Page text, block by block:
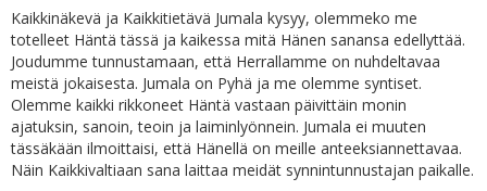
Kaikkinäkevä ja Kaikkitietävä Jumala kysyy, olemmeko me
totelleet Häntä tässä ja kaikessa mitä Hänen sanansa edellyttää.
Joudumme tunnustamaan, että Herrallamme on nuhdeltavaa
meistä jokaisesta. Jumala on Pyhä ja me olemme syntiset.
Olemme kaikki rikkoneet Häntä vastaan päivittäin monin
ajatuksin, sanoin, teoin ja laiminlyönnein. Jumala ei muuten
tässäkään ilmoittaisi, että Hänellä on meille anteeksiannettavaa.
Näin Kaikkivaltiaan sana laittaa meidät synnintunnustajan paikalle.